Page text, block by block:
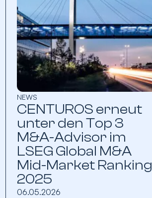
NEWS
CENTUROS erneut
unter den Top 3
M&A-Advisor im
LSEG Global M&A
Mid-Market Ranking
2025
06.05.2026